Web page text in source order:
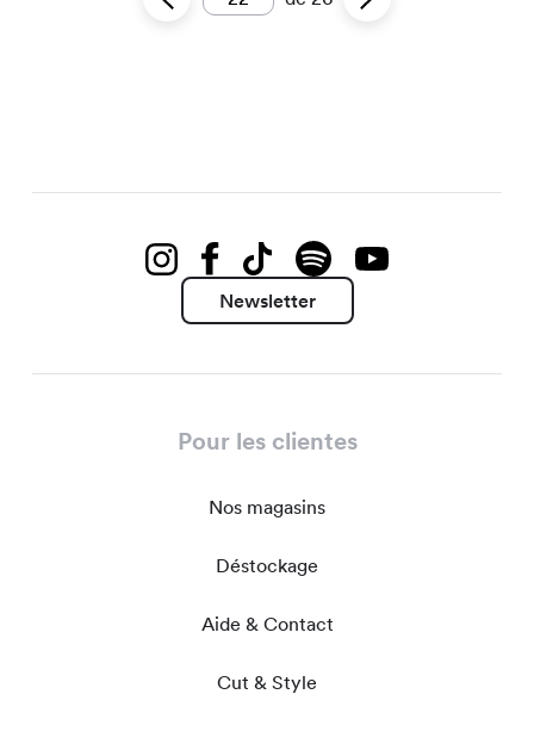
Newsletter
Pour les clientes
Nos magasins
Déstockage
Aide & Contact
Cut & Style